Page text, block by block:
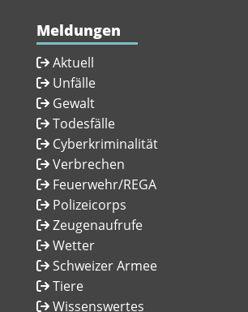
Meldungen
Aktuell
Unfälle
Gewalt
Todesfälle
Cyberkriminalität
Verbrechen
Feuerwehr/REGA
Polizeicorps
Zeugenaufrufe
Wetter
Schweizer Armee
Tiere
Wissenswertes